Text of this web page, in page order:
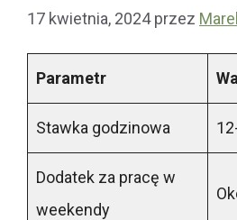
17 kwietnia, 2024 przez
Parametr
Stawka godzinowa
Dodatek za pracę w
weekendy